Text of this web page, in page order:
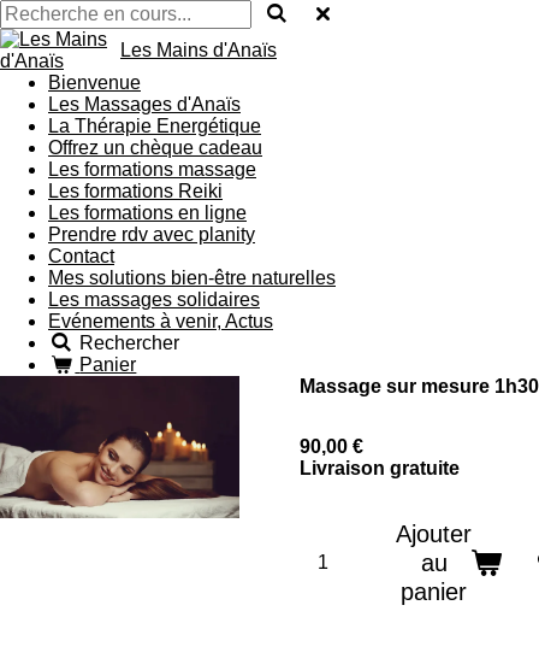
Les Mains d'Anaïs
Bienvenue
Les Massages d'Anaïs
La Thérapie Energétique
Offrez un chèque cadeau
Les formations massage
Les formations Reiki
Les formations en ligne
Prendre rdv avec planity
Contact
Mes solutions bien-être naturelles
Les massages solidaires
Evénements à venir, Actus
Rechercher
Panier
Massage sur mesure 1h30
90,00 €
Livraison gratuite
Ajouter
au
panier